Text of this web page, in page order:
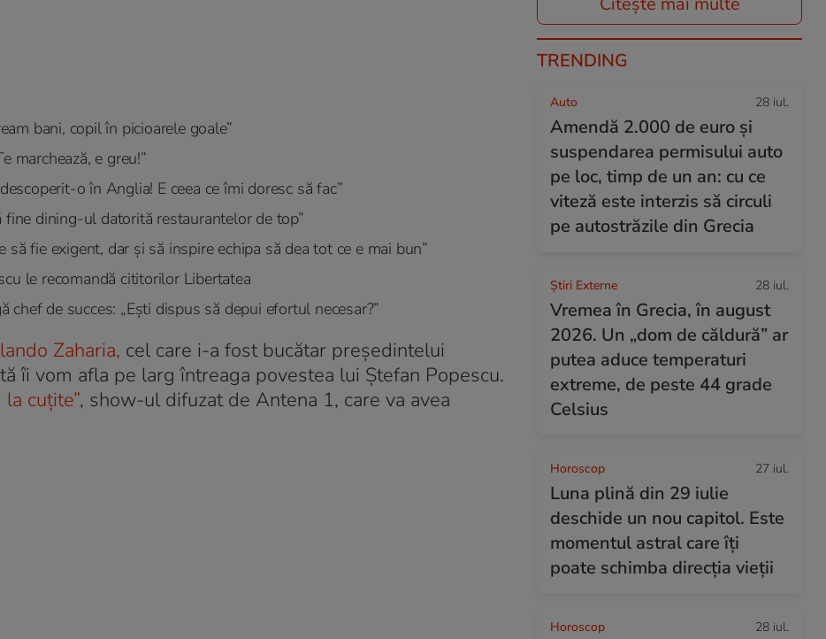
bani, copil în picioarele goale”
marchează, e greu!”
o în Anglia! E ceea ce îmi doresc să fac”
fine dining-ul datorită restaurantelor de top”
să fie exigent, dar și să inspire echipa să dea tot ce e mai bun”
le recomandă cititorilor Libertatea
de succes: „Ești dispus să depui efortul necesar?”
Zaharia, cel care i-a fost bucătar președintelui
îi vom afla pe larg întreaga povestea lui Ștefan Popescu.
la cuțite”, show-ul difuzat de Antena 1, care va avea
TRENDING
Auto 28 iul.
Amendă 2.000 de euro și
suspendarea permisului auto
pe loc, timp de un an: cu ce
viteză este interzis să circuli
pe autostrăzile din Grecia
Știri Externe 28 iul.
Vremea în Grecia, în august
2026. Un „dom de căldură” ar
putea aduce temperaturi
extreme, de peste 44 grade
Celsius
Horoscop 27 iul.
Luna plină din 29 iulie
deschide un nou capitol. Este
momentul astral care îți
poate schimba direcția vieții
Horoscop 28 iul.